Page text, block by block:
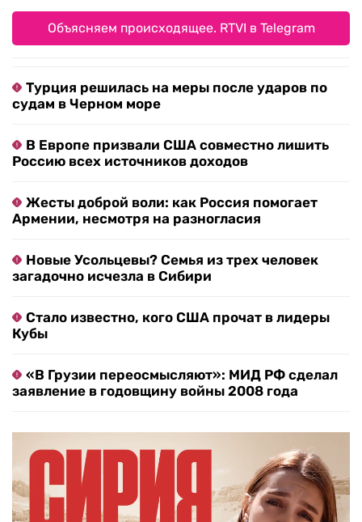
Объясняем происходящее. RTVI в Telegram
Турция решилась на меры после ударов по
судам в Черном море
В Европе призвали США совместно лишить
Россию всех источников доходов
Жесты доброй воли: как Россия помогает
Армении, несмотря на разногласия
Новые Усольцевы? Семья из трех человек
загадочно исчезла в Сибири
Стало известно, кого США прочат в лидеры
Кубы
«В Грузии переосмысляют»: МИД РФ сделал
заявление в годовщину войны 2008 года